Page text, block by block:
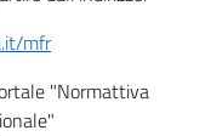
mfr
"Normattiva